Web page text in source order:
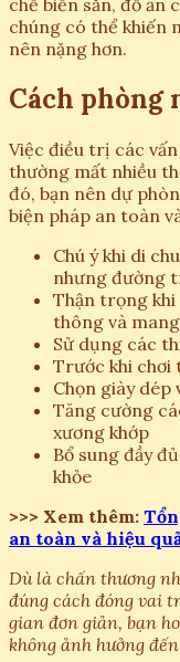
chế biến sẵn, đồ ăn
chúng có thể khiến
nên nặng hơn.
Cách phòng
Việc điều trị các
thường mất nhiều
đó, bạn nên dự
biện pháp an toàn
Chú ý khi di
nhưng đường
Thận trọng khi
thông và
Sử dụng các
Trước khi chơi
Chọn giày dép
Tăng cường
xương khớp
Bổ sung đầy
khỏe
>>> Xem thêm:
an toàn và hiệu
Dù là chấn thương
đúng cách đóng vai
gian đơn giản, bạn
không ảnh hưởng